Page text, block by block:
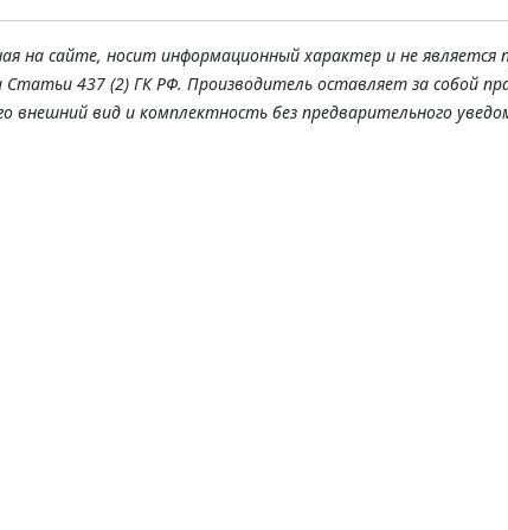
на сайте, носит информационный характер и не является
437 (2) ГК РФ. Производитель оставляет за собой
внешний вид и комплектность без предварительного